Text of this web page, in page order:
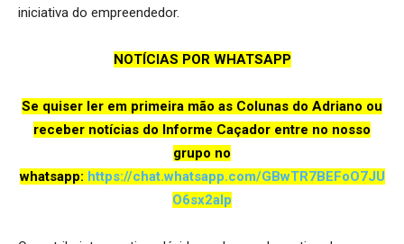
iniciativa do empreendedor.
NOTÍCIAS POR WHATSAPP
Se quiser ler em primeira mão as Colunas do Adriano ou
receber notícias do Informe Caçador entre no nosso
grupo no
whatsapp: https://chat.whatsapp.com/GBwTR7BEFoO7JU
O6sx2aIp